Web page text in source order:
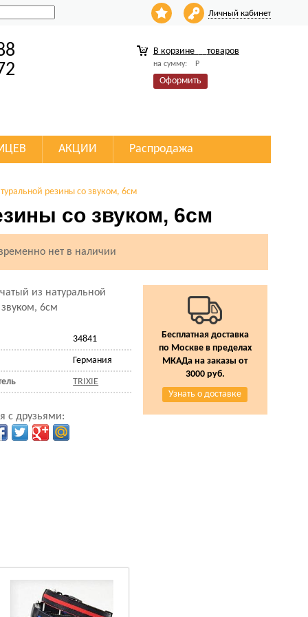
Личный кабинет
В корзине товаров
на сумму: Р
Оформить
АКЦИИ Распродажа
резины со звуком, 6см
со звуком, 6см
временно нет в наличии
из натуральной
6см
34841
Германия
TRIXIE
с друзьями:
Бесплатная доставка
по Москве в пределах
МКАДа на заказы от
3000 руб.
Узнать о доставке